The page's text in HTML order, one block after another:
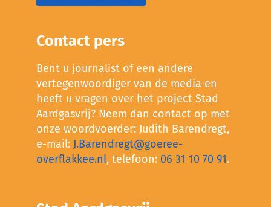
Contact pers
Bent u journalist of een andere
vertegenwoordiger van de media en
heeft u vragen over het project Stad
Aardgasvrij? Neem dan contact op met
onze woordvoerder: Judith Barendregt,
e-mail: J.Barendregt@goeree-
overflakkee.nl, telefoon: 06 31 10 70 91.